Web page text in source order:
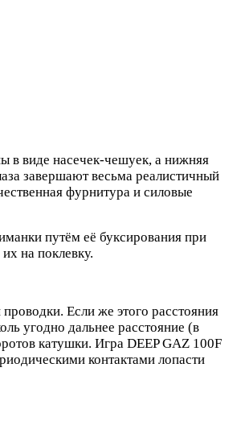
в виде насечек-чешуек, а нижняя
завершают весьма реалистичный
фурнитура и силовые
путём её буксирования при
на поклевку.
Если же этого расстояния
угодно дальнее расстояние (в
катушки. Игра DEEP GAZ 100F
контактами лопасти